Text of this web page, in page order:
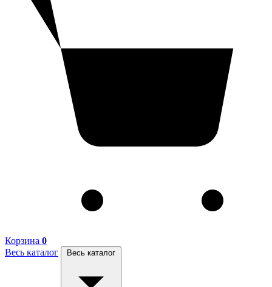
Корзина 0
Весь каталог
Весь каталог